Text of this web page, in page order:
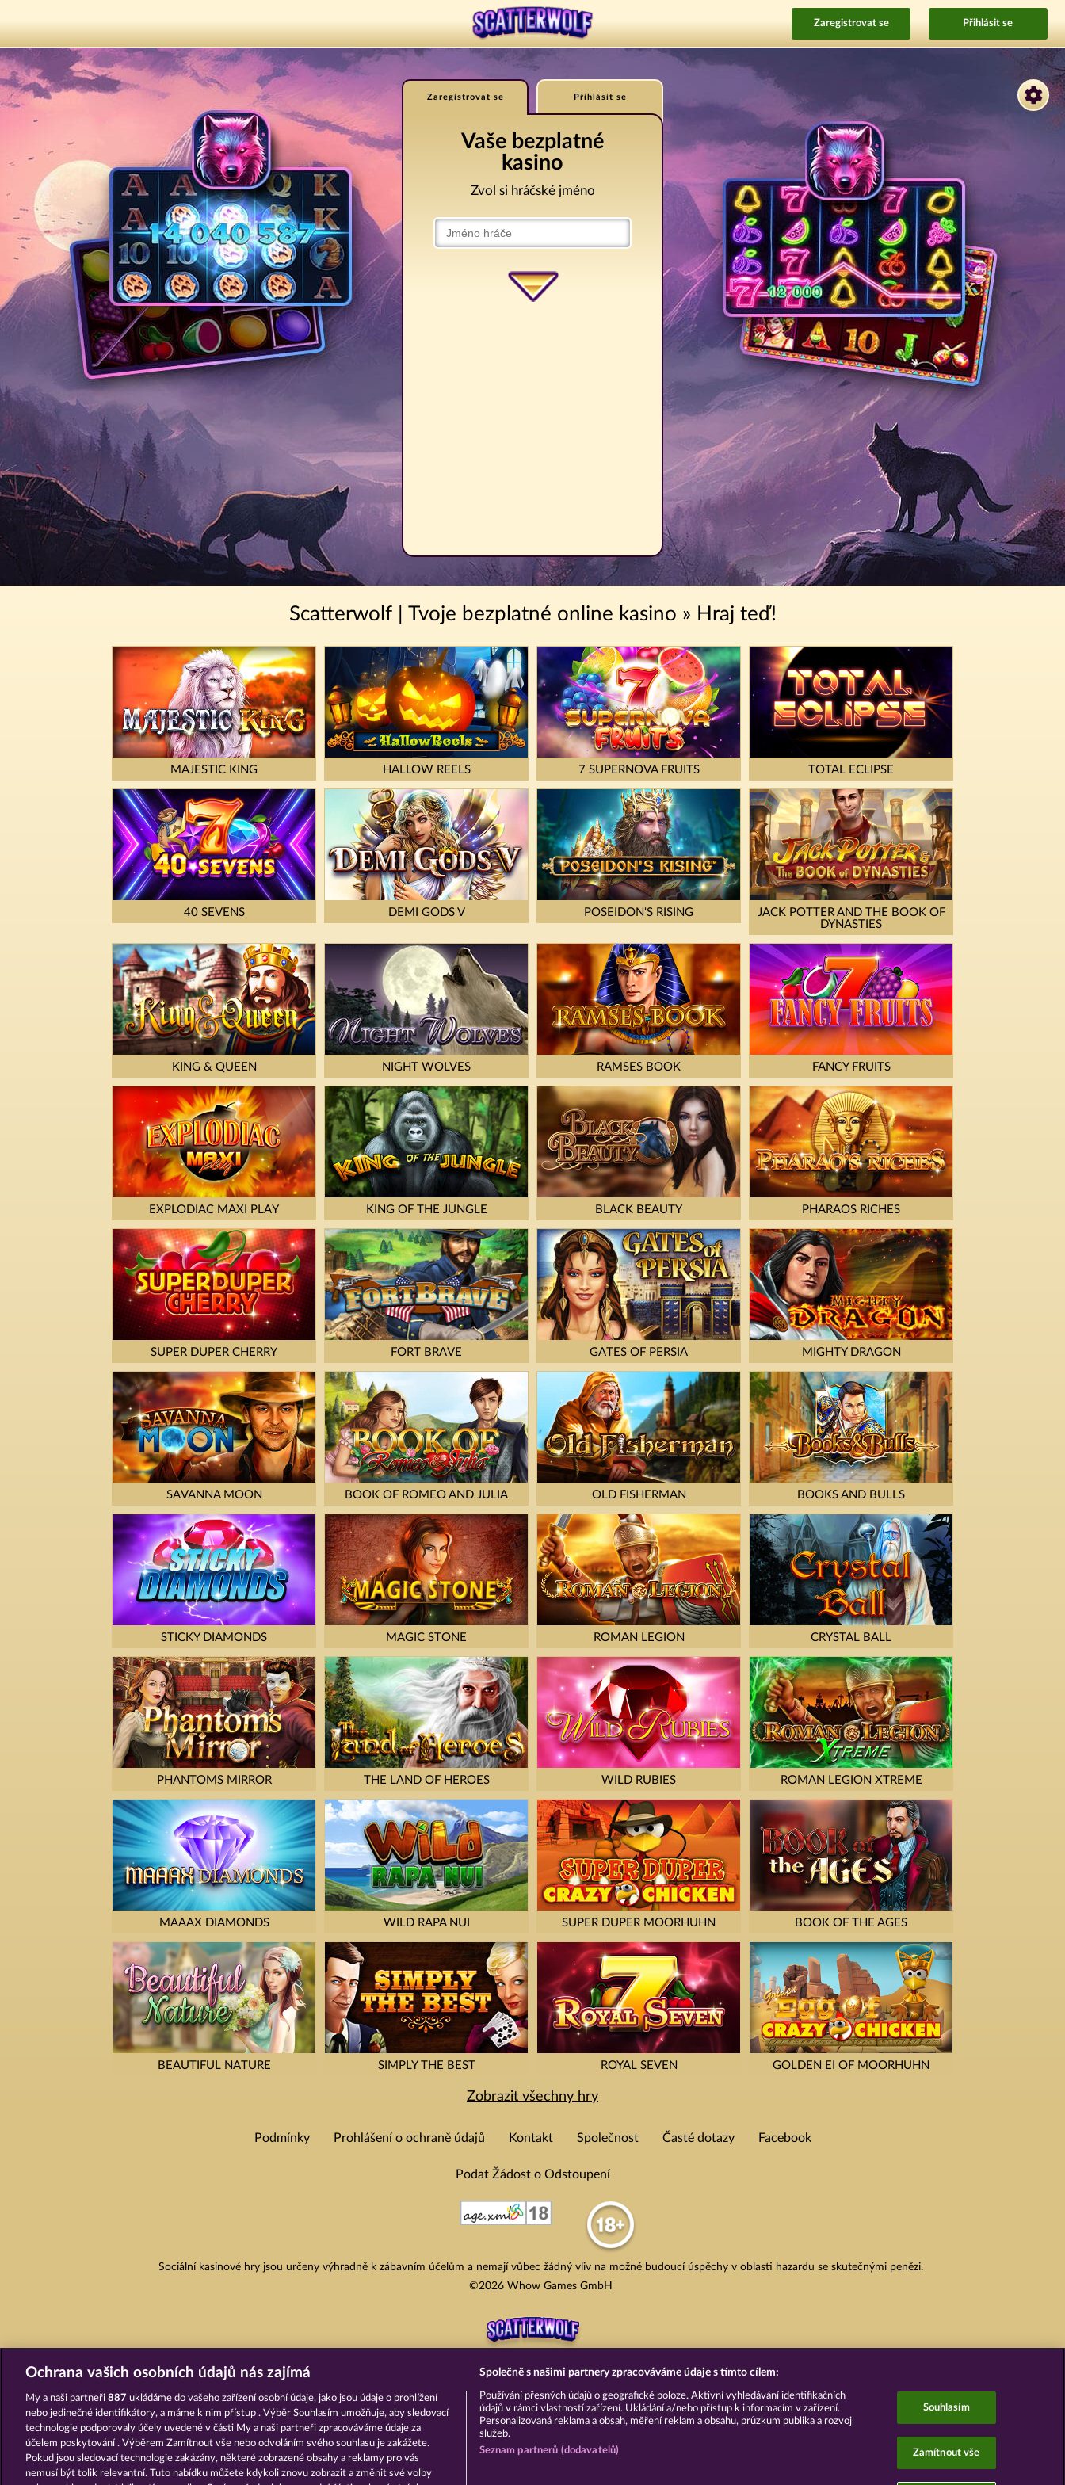
Zaregistrovat se Přihlásit se
Zaregistrovat se Přihlásit se
Vaše bezplatné
kasino
Zvol si hráčské jméno
Scatterwolf | Tvoje bezplatné online kasino » Hraj teď!
MAJESTIC KING HALLOW REELS 7 SUPERNOVA FRUITS TOTAL ECLIPSE
40 SEVENS DEMI GODS V POSEIDON'S RISING
JACK POTTER AND THE BOOK OF
DYNASTIES
KING & QUEEN NIGHT WOLVES RAMSES BOOK FANCY FRUITS
EXPLODIAC MAXI PLAY KING OF THE JUNGLE BLACK BEAUTY PHARAOS RICHES
SUPER DUPER CHERRY FORT BRAVE GATES OF PERSIA MIGHTY DRAGON
SAVANNA MOON BOOK OF ROMEO AND JULIA OLD FISHERMAN BOOKS AND BULLS
STICKY DIAMONDS MAGIC STONE ROMAN LEGION CRYSTAL BALL
PHANTOMS MIRROR THE LAND OF HEROES WILD RUBIES ROMAN LEGION XTREME
MAAAX DIAMONDS WILD RAPA NUI SUPER DUPER MOORHUHN BOOK OF THE AGES
BEAUTIFUL NATURE SIMPLY THE BEST ROYAL SEVEN GOLDEN EI OF MOORHUHN
Zobrazit všechny hry
Podmínky Prohlášení o ochraně údajů Kontakt Společnost Časté dotazy Facebook
Podat Žádost o Odstoupení
Sociální kasinové hry jsou určeny výhradně k zábavním účelům a nemají vůbec žádný vliv na možné budoucí úspěchy v oblasti hazardu se skutečnými penězi.
©2026 Whow Games GmbH
Ochrana vašich osobních údajů nás zajímá
My a naši partneři 887 ukládáme do vašeho zařízení osobní údaje, jako jsou údaje o prohlížení
nebo jedinečné identifikátory, a máme k nim přístup . Výběr Souhlasím umožňuje, aby sledovací
technologie podporovaly účely uvedené v části My a naši partneři zpracováváme údaje za
účelem poskytování . Výběrem Zamítnout vše nebo odvoláním svého souhlasu je zakážete.
Pokud jsou sledovací technologie zakázány, některé zobrazené obsahy a reklamy pro vás
nemusí být tolik relevantní. Tuto nabídku můžete kdykoli znovu zobrazit a změnit své volby
Společně s našimi partnery zpracováváme údaje s tímto cílem:
Používání přesných údajů o geografické poloze. Aktivní vyhledávání identifikačních
údajů v rámci vlastností zařízení. Ukládání a/nebo přístup k informacím v zařízení.
Personalizovaná reklama a obsah, měření reklam a obsahu, průzkum publika a rozvoj
služeb.
Seznam partnerů (dodavatelů)
Souhlasím
Zamítnout vše